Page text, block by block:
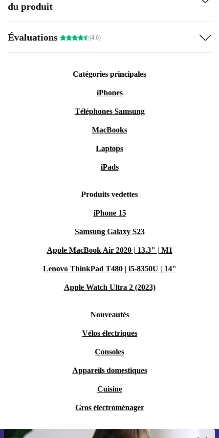
du produit
Évaluations (4.6)
Catégories principales
iPhones
Téléphones Samsung
MacBooks
Laptops
iPads
Produits vedettes
iPhone 15
Samsung Galaxy S23
Apple MacBook Air 2020 | 13.3" | M1
Lenovo ThinkPad T480 | i5-8350U | 14"
Apple Watch Ultra 2 (2023)
Nouveautés
Vélos électriques
Consoles
Appareils domestiques
Cuisine
Gros électroménager